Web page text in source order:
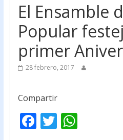
El Ensamble
Popular
primer
28 febrero, 2017
Compartir
F T W